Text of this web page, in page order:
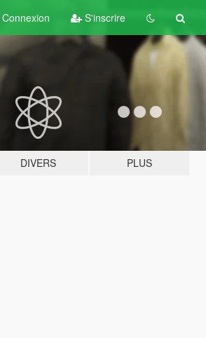
Connexion S'inscrire
DIVERS PLUS